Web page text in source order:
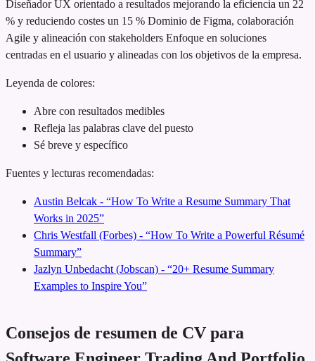
Diseñador UX orientado a resultados mejorando la eficiencia un 22
% y reduciendo costes un 15 % Dominio de Figma, colaboración
Agile y alineación con stakeholders Enfoque en soluciones
centradas en el usuario y alineadas con los objetivos de la empresa.
Leyenda de colores:
Abre con resultados medibles
Refleja las palabras clave del puesto
Sé breve y específico
Fuentes y lecturas recomendadas:
Austin Belcak - “How To Write a Resume Summary That
Works in 2025”
Chris Westfall (Forbes) - “How To Write a Powerful Résumé
Summary”
Jazlyn Unbedacht (Jobscan) - “20+ Resume Summary
Examples to Inspire You”
Consejos de resumen de CV para